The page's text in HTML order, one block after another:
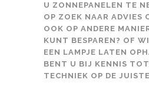
U ZONNEPANELEN TE
OP ZOEK NAAR ADVIES
OOK OP ANDERE
KUNT BESPAREN? OF
EEN LAMPJE LATEN
BENT U BIJ KENNIS
TECHNIEK OP DE